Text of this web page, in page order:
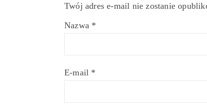
Twój adres e-mail nie zostanie
Nazwa *
E-mail *